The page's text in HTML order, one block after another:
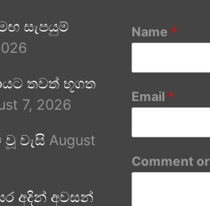
සැපයුම්
තවත් භූගත
7, 2026
වූ වැසි August
අදින් අවසන්
Name *
Email *
Comment